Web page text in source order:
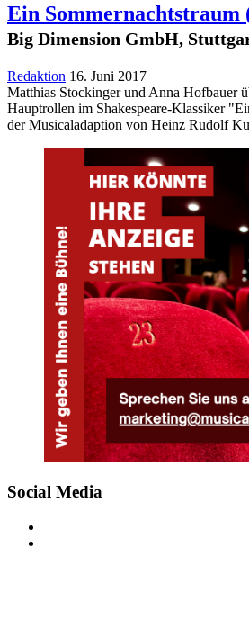
Ein Sommernachtstraum
Big Dimension GmbH,
Redaktion 16. Juni 2017
Matthias Stockinger und Anna Hofbauer
Hauptrollen im Shakespeare-Klassiker
der Musicaladaption von Heinz Rudolf
Social Media